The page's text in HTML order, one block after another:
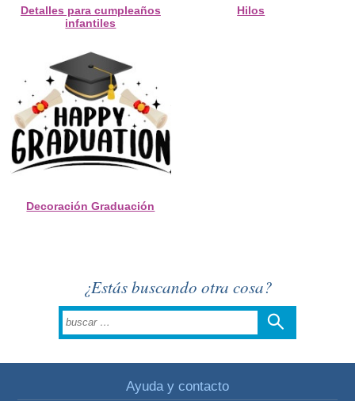
Detalles para cumpleaños
infantiles
Hilos
Decoración Graduación
¿Estás buscando otra cosa?
Ayuda y contacto